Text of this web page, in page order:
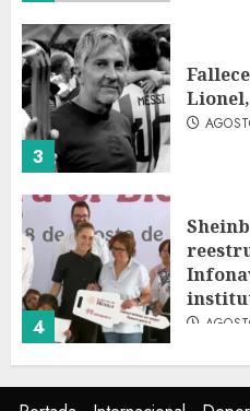
3
Lionel,
4